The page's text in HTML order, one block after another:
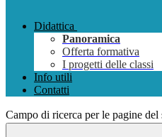
Didattica
Panoramica
Offerta formativa
I progetti delle classi
Info utili
Contatti
Campo di ricerca per le pagine del